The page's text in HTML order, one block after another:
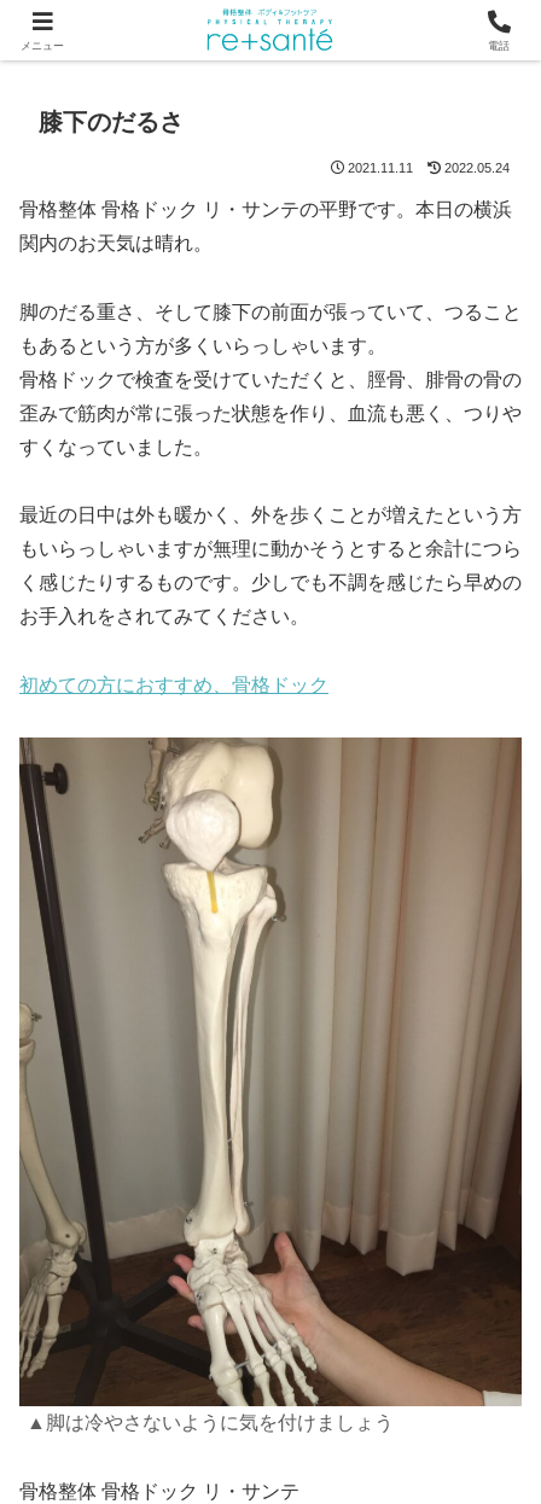
つらい首・肩こり・腰の痛みは、骨から見直す横浜市関内の整体
膝下のだるさ
2021.11.11 2022.05.24
骨格整体 骨格ドック リ・サンテの平野です。本日の横浜
関内のお天気は晴れ。
脚のだる重さ、そして膝下の前面が張っていて、つること
もあるという方が多くいらっしゃいます。
骨格ドックで検査を受けていただくと、脛骨、腓骨の骨の
歪みで筋肉が常に張った状態を作り、血流も悪く、つりや
すくなっていました。
最近の日中は外も暖かく、外を歩くことが増えたという方
もいらっしゃいますが無理に動かそうとすると余計につら
く感じたりするものです。少しでも不調を感じたら早めの
お手入れをされてみてください。
初めての方におすすめ、骨格ドック
▲脚は冷やさないように気を付けましょう
骨格整体 骨格ドック リ・サンテ
メニュー 電話